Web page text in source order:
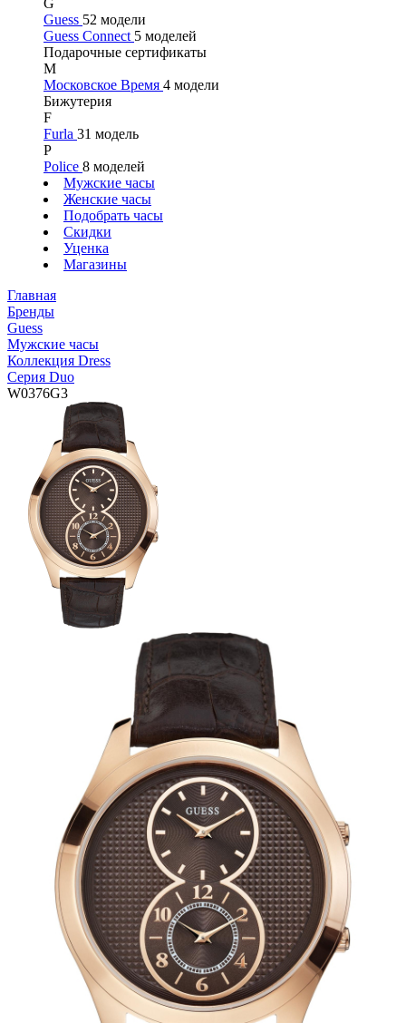
G
Guess 52 модели
Guess Connect 5 моделей
Подарочные сертификаты
М
Московское Время 4 модели
Бижутерия
F
Furla 31 модель
P
Police 8 моделей
Мужские часы
Женские часы
Подобрать часы
Скидки
Уценка
Магазины
Главная
Бренды
Guess
Мужские часы
Коллекция Dress
Серия Duo
W0376G3